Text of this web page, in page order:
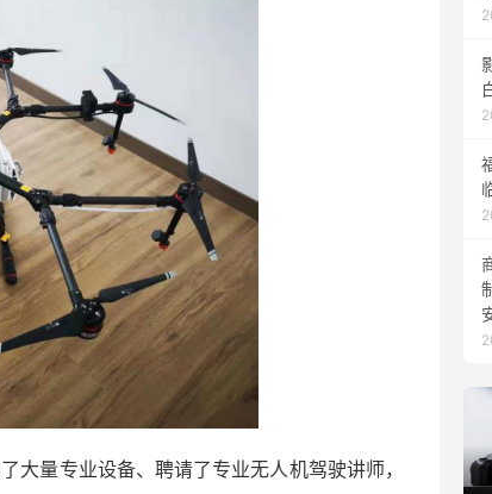
大量专业设备、聘请了专业无人机驾驶讲师，